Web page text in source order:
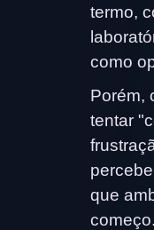
termo,
como
Porém,
tentar
que
começo.